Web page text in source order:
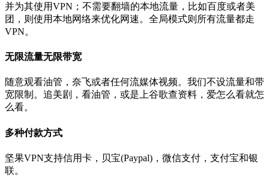
并为其使用VPN；不需要翻墙的本地流量，比如百度或者美
团，则使用本地网络来优化网速。全局模式则所有流量都走
VPN。
无限流量无限带宽
随意观看油管，奈飞或者任何流媒体视频。我们不设流量和带
宽限制。追美剧，看油管，或是上谷歌查资料，爱怎么看就怎
么看。
多种付款方式
坚果VPN支持信用卡，贝宝(Paypal)，微信支付，支付宝和银
联。